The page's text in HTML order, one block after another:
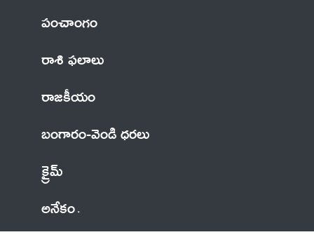
పంచాంగం
రాశి ఫలాలు
రాజకీయం
బంగారం-వెండి ధరలు
క్రైమ్
అనేకం